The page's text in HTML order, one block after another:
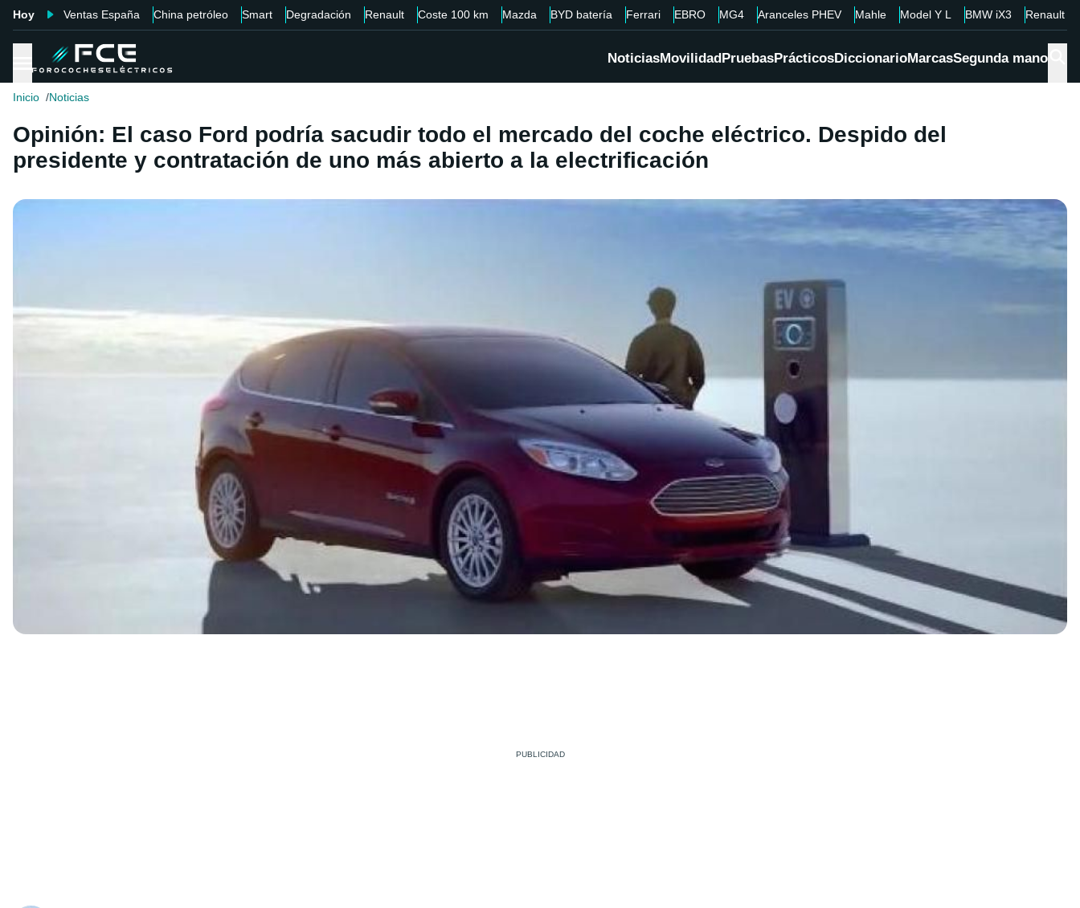
Hoy Ventas España China petróleo Smart Degradación Renault Coste 100 km Mazda BYD batería Ferrari EBRO MG4 Aranceles PHEV Mahle Model Y L BMW iX3 Renault
NoticiasMovilidadPruebasPrácticosDiccionarioMarcasSegunda mano
Inicio Noticias
Opinión: El caso Ford podría sacudir todo el mercado del coche eléctrico. Despido del
presidente y contratación de uno más abierto a la electrificación